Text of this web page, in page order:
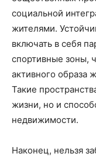
социальной
жителями.
включать в себя
спортивные зоны,
активного образа
Такие
жизни, но и
недвижимости.
Наконец, нельзя